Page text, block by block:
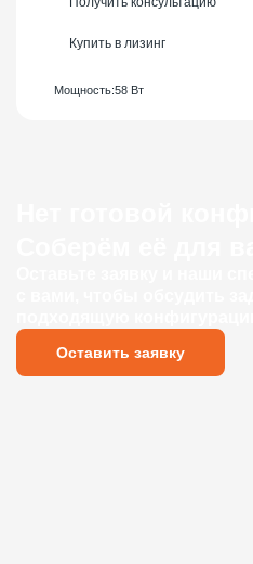
Купить в лизинг
Мощность:58 Вт
Оставить заявку